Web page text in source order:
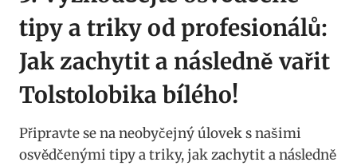
tipy a triky od profesionálů:
Jak zachytit a následně vařit
Tolstolobika ⁢bílého!
Připravte se na neobyčejný úlovek s našimi
⁣osvědčenými tipy a triky, jak zachytit​ a následně